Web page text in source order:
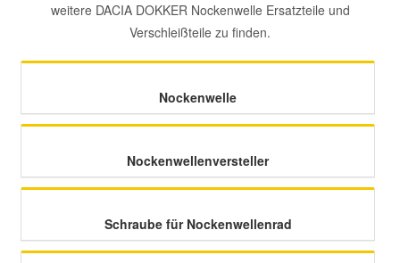
weitere DACIA DOKKER Nockenwelle Ersatzteile und
Verschleißteile zu finden.
Nockenwelle
Nockenwellenversteller
Schraube für Nockenwellenrad
Mazda Ersatzteile
Mini Ersatzteile
Mitsubishi Ersatzteile
Nissan Ersatzteile